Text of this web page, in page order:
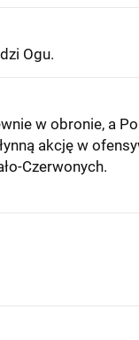
Ogu.
w obronie, a
akcję w
Czerwonych.